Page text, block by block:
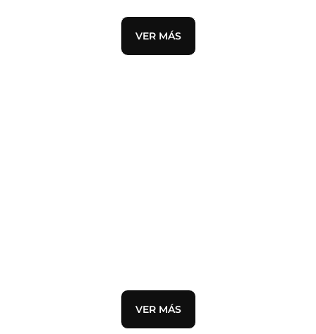
VER MÁS
VER MÁS